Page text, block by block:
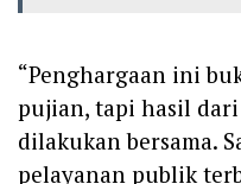
“Penghargaan ini
pujian, tapi hasil
dilakukan bersama.
pelayanan publik